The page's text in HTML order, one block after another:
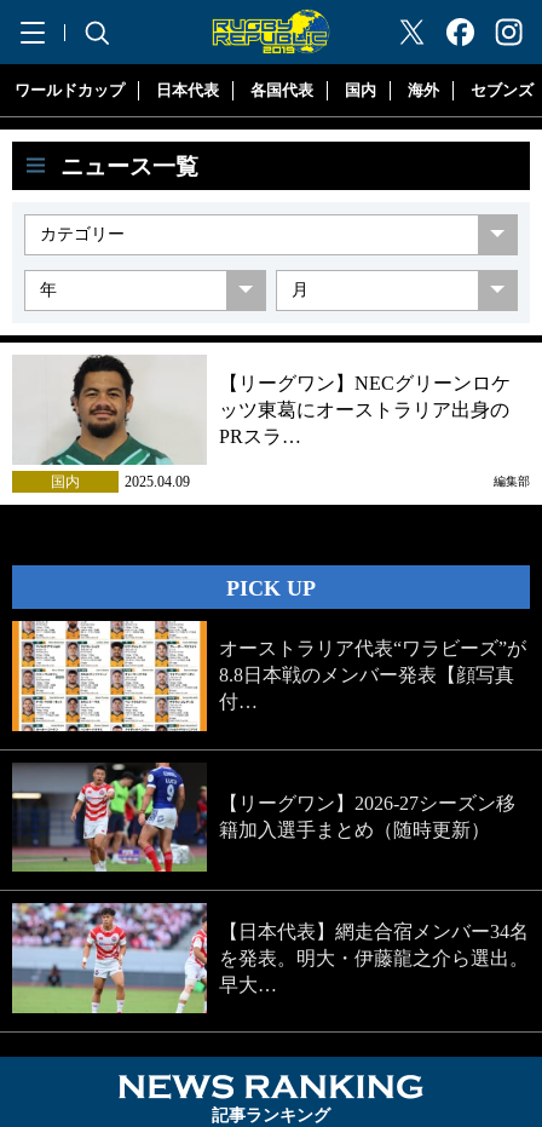
"ラグビーリパブリック"
ワールドカップ 日本代表 各国代表 国内 海外 セブンズ
ニュース一覧
【リーグワン】NECグリーンロケ
ッツ東葛にオーストラリア出身の
PRスラ…
国内 2025.04.09 編集部
PICK UP
オーストラリア代表“ワラビーズ”が
8.8日本戦のメンバー発表【顔写真
付…
【リーグワン】2026-27シーズン移
籍加入選手まとめ（随時更新）
【日本代表】網走合宿メンバー34名
を発表。明大・伊藤龍之介ら選出。
早大…
記事ランキング